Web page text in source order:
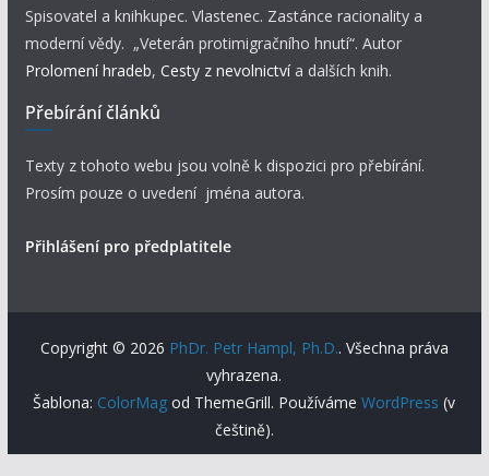
Spisovatel a knihkupec. Vlastenec. Zastánce racionality a
moderní vědy. „Veterán protimigračního hnutí“. Autor
Prolomení hradeb, Cesty z nevolnictví a dalších knih.
Přebírání článků
Texty z tohoto webu jsou volně k dispozici pro přebírání.
Prosím pouze o uvedení jména autora.
Přihlášení pro předplatitele
Copyright © 2026 PhDr. Petr Hampl, Ph.D.. Všechna práva
vyhrazena.
Šablona: ColorMag od ThemeGrill. PoužívámeWordPress (v
češtině).